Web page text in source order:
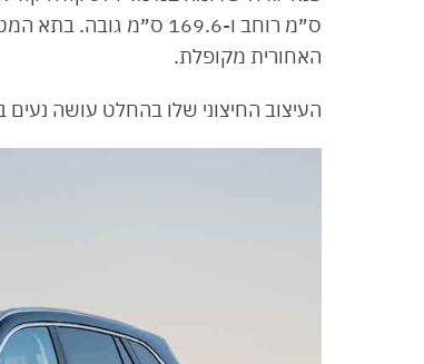
האחורית מקופלת.
העיצוב החיצוני שלו בהחלט עושה